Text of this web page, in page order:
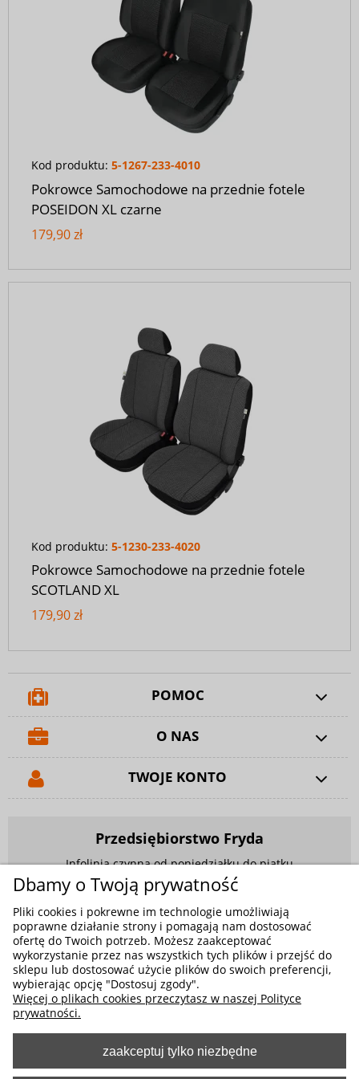
Kod produktu: 5-1267-233-4010
Pokrowce Samochodowe na przednie fotele
POSEIDON XL czarne
179,90 zł
Kod produktu: 5-1230-233-4020
Pokrowce Samochodowe na przednie fotele
SCOTLAND XL
179,90 zł
POMOC
O NAS
TWOJE KONTO
Przedsiębiorstwo Fryda
Infolinia czynna od poniedziałku do piątku
w godzinach 9.00 - 17.00
881 703 704
E-mail:sklep@fryda.com.pl
Sklepy stacjonarne:
ul. Składowa 26, 34-400 Nowy Targ
ul. Żywiecka 91, 43-300 Bielsko-Biała
Dbamy o Twoją prywatność
Pliki cookies i pokrewne im technologie umożliwiają
poprawne działanie strony i pomagają nam dostosować
ofertę do Twoich potrzeb. Możesz zaakceptować
wykorzystanie przez nas wszystkich tych plików i przejść do
sklepu lub dostosować użycie plików do swoich preferencji,
wybierając opcję "Dostosuj zgody".
Więcej o plikach cookies przeczytasz w naszej Polityce
prywatności.
zaakceptuj tylko niezbędne